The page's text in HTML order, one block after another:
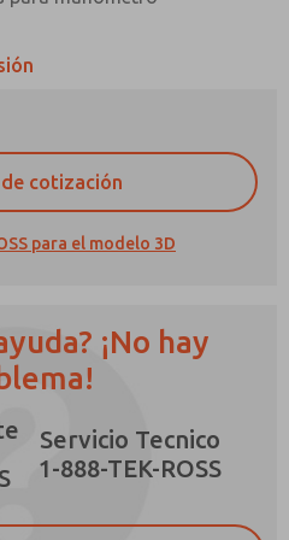
cotización
para el modelo 3D
¡No hay
Servicio Tecnico
1-888-TEK-ROSS
Teléfono
periódicas sobre
de privacidad y acepto
se recopilarán
Mis datos se
y responder a mi
formulario de contacto,
×